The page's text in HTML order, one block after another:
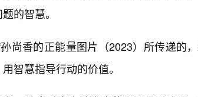
的智慧。
尚香的正能量图片（2023）所传递的
智慧指导行动的价值。